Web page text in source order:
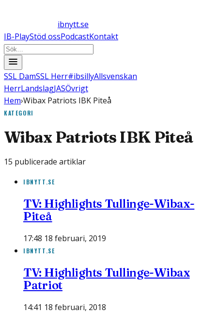
ibnytt.se
IB-PlayStöd ossPodcastKontakt
SSL DamSSL Herr#ibsillyAllsvenskan
HerrLandslagJASÖvrigt
Hem›Wibax Patriots IBK Piteå
KATEGORI
Wibax Patriots IBK Piteå
15 publicerade artiklar
IBNYTT.SE
TV: Highlights Tullinge-Wibax-
Piteå
17:48 18 februari, 2019
IBNYTT.SE
TV: Highlights Tullinge-Wibax
Patriot
14:41 18 februari, 2018